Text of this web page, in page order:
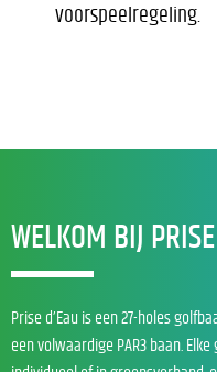
voorspeelregeling.
WELKOM BIJ
Prise d’Eau is een 27-holes
een volwaardige PAR3 baan.